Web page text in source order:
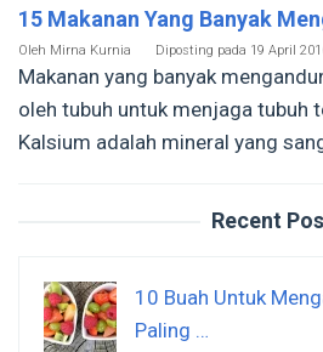
15 Makanan Yang Banyak
Oleh Mirna Kurnia Diposting pada 19 April
Makanan yang banyak
oleh tubuh untuk menjaga tubuh
Kalsium adalah mineral yang
Recent
10 Buah Untuk
Paling …